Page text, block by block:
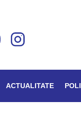
ACTUALITATE